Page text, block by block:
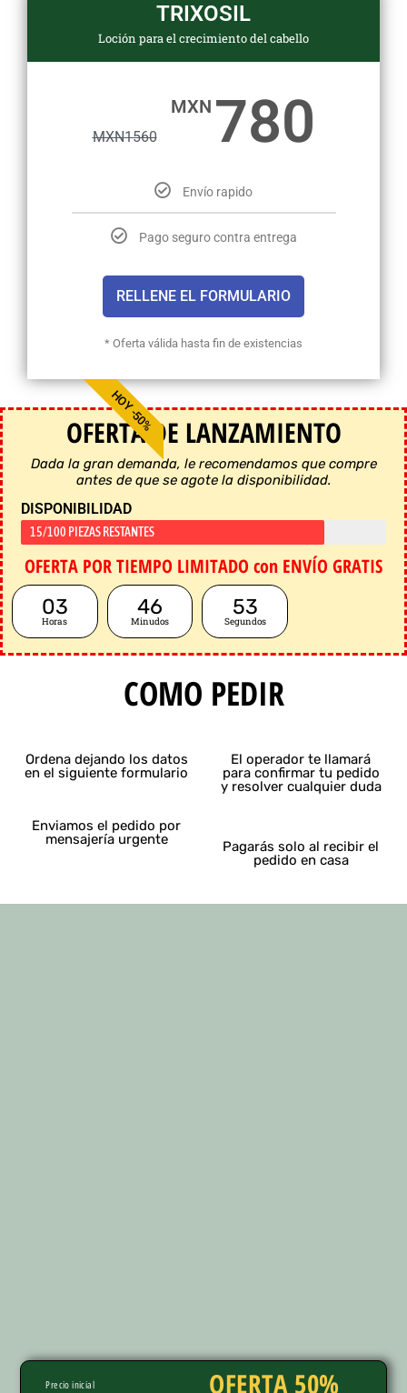
TRIXOSIL
Loción para el crecimiento del cabello
MXN1560
MXN 780
Envío rapido
Pago seguro contra entrega
RELLENE EL FORMULARIO
* Oferta válida hasta fin de existencias
HOY -50%
OFERTA DE LANZAMIENTO
Dada la gran demanda, le recomendamos que compre
antes de que se agote la disponibilidad.
DISPONIBILIDAD
15/100 PIEZAS RESTANTES
OFERTA POR TIEMPO LIMITADO con ENVÍO GRATIS
03
Horas
46
Minudos
53
Segundos
COMO PEDIR
Ordena dejando los datos
en el siguiente formulario
El operador te llamará
para confirmar tu pedido
y resolver cualquier duda
Enviamos el pedido por
mensajería urgente
Pagarás solo al recibir el
pedido en casa
Precio inicial OFERTA 50%